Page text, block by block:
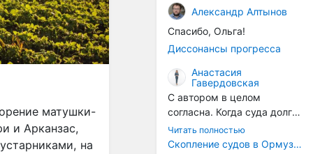
матушки-
и Арканзас,
на
на чистку от тех самых
организмов. И год за
годом, век за веком суда
разносят эти самые
организмы по пути
следования.
Александр Алтынов
Спасибо, Ольга!
Диссонансы прогресса
Анастасия
Гавердовская
С автором в целом
согласна. Когда суда долго
стоят в теплой воде, на их
корпусах активно
Читать полностью
Скопление судов в Ормузском проливе грозит катастрофическим распространением инвазивных видов